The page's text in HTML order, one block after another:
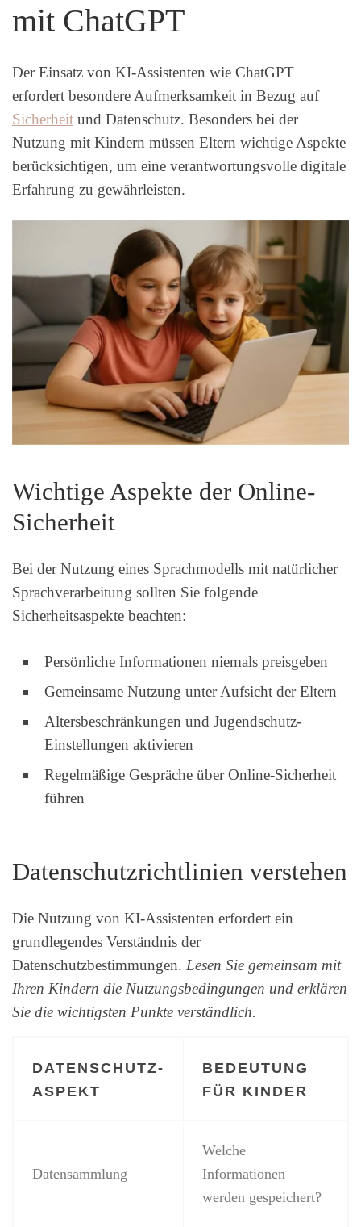
mit ChatGPT
Der Einsatz von KI-Assistenten wie ChatGPT
erfordert besondere Aufmerksamkeit in Bezug auf
Sicherheit und Datenschutz. Besonders bei der
Nutzung mit Kindern müssen Eltern wichtige Aspekte
berücksichtigen, um eine verantwortungsvolle digitale
Erfahrung zu gewährleisten.
Wichtige Aspekte der Online-
Sicherheit
Bei der Nutzung eines Sprachmodells mit natürlicher
Sprachverarbeitung sollten Sie folgende
Sicherheitsaspekte beachten:
Persönliche Informationen niemals preisgeben
Gemeinsame Nutzung unter Aufsicht der Eltern
Altersbeschränkungen und Jugendschutz-
Einstellungen aktivieren
Regelmäßige Gespräche über Online-Sicherheit
führen
Datenschutzrichtlinien verstehen
Die Nutzung von KI-Assistenten erfordert ein
grundlegendes Verständnis der
Datenschutzbestimmungen. Lesen Sie gemeinsam mit
Ihren Kindern die Nutzungsbedingungen und erklären
Sie die wichtigsten Punkte verständlich.
DATENSCHUTZ-
ASPEKT
BEDEUTUNG
FÜR KINDER
Datensammlung
Welche
Informationen
werden gespeichert?